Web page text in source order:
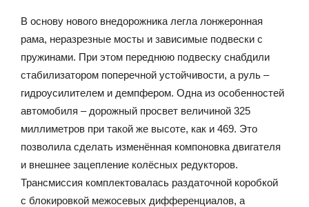
В основу нового внедорожника легла лонжеронная
рама, неразрезные мосты и зависимые подвески с
пружинами. При этом переднюю подвеску снабдили
стабилизатором поперечной устойчивости, а руль –
гидроусилителем и демпфером. Одна из особенностей
автомобиля – дорожный просвет величиной 325
миллиметров при такой же высоте, как и 469. Это
позволила сделать изменённая компоновка двигателя
и внешнее зацепление колёсных редукторов.
Трансмиссия комплектовалась раздаточной коробкой
с блокировкой межосевых дифференциалов, а